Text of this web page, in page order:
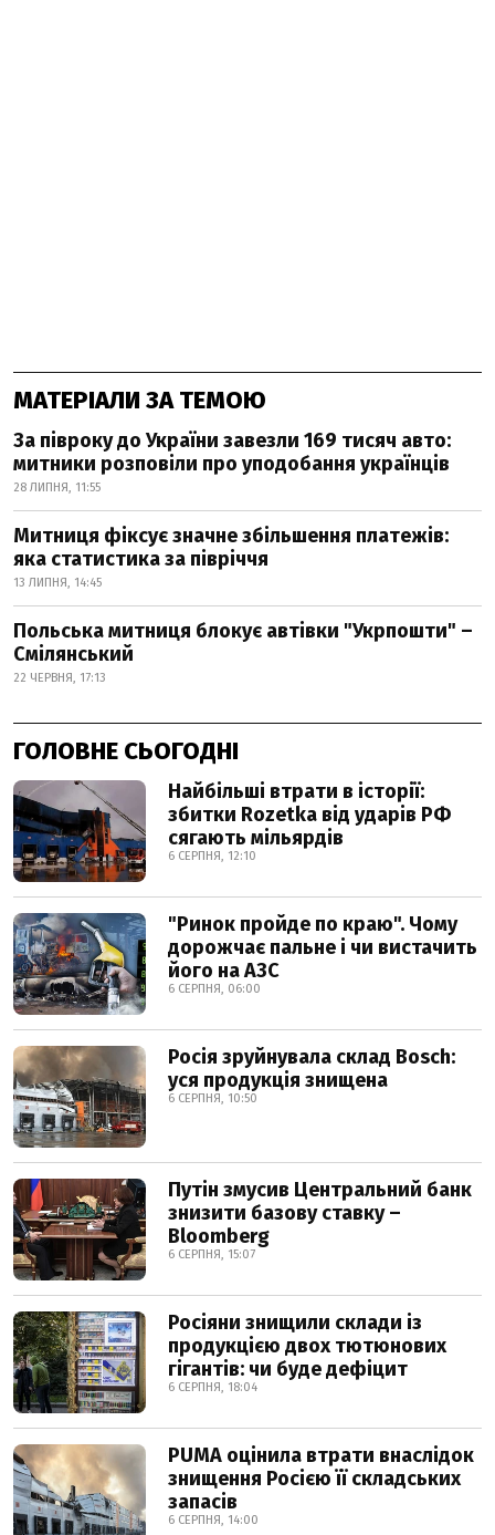
МАТЕРІАЛИ ЗА ТЕМОЮ
За півроку до України завезли 169 тисяч авто:
митники розповіли про уподобання українців
28 ЛИПНЯ, 11:55
Митниця фіксує значне збільшення платежів:
яка статистика за півріччя
13 ЛИПНЯ, 14:45
Польська митниця блокує автівки "Укрпошти" –
Смілянський
22 ЧЕРВНЯ, 17:13
ГОЛОВНЕ СЬОГОДНІ
Найбільші втрати в історії:
збитки Rozetka від ударів РФ
сягають мільярдів
6 СЕРПНЯ, 12:10
"Ринок пройде по краю". Чому
дорожчає пальне і чи вистачить
його на АЗС
6 СЕРПНЯ, 06:00
Росія зруйнувала склад Bosch:
уся продукція знищена
6 СЕРПНЯ, 10:50
Путін змусив Центральний банк
знизити базову ставку –
Bloomberg
6 СЕРПНЯ, 15:07
Росіяни знищили склади із
продукцією двох тютюнових
гігантів: чи буде дефіцит
6 СЕРПНЯ, 18:04
PUMA оцінила втрати внаслідок
знищення Росією її складських
запасів
6 СЕРПНЯ, 14:00